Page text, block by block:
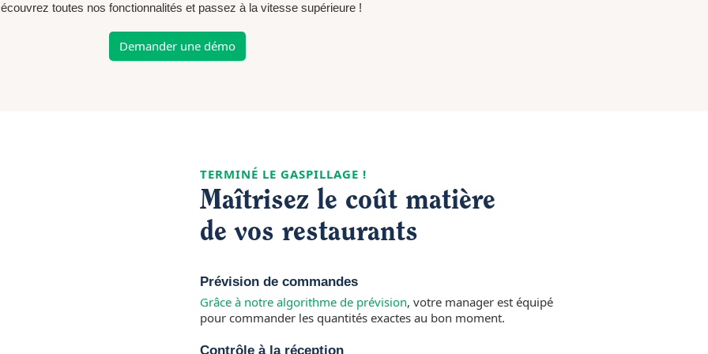
toutes nos fonctionnalités et passez à la vitesse supérieure !
Demander une démo
TERMINÉ LE GASPILLAGE !
Maîtrisez le coût matière
de vos restaurants
Prévision de commandes
Grâce à notre algorithme de prévision, votre manager est équipé
pour commander les quantités exactes au bon moment.
Contrôle à la réception